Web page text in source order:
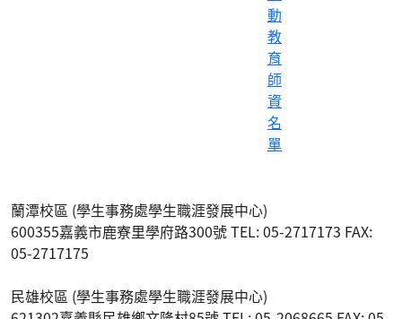
動
教
育
師
資
名
單
蘭潭校區 (學生事務處學生職涯發展中心)
600355嘉義市鹿寮里學府路300號 TEL: 05-2717173 FAX:
05-2717175
民雄校區 (學生事務處學生職涯發展中心)